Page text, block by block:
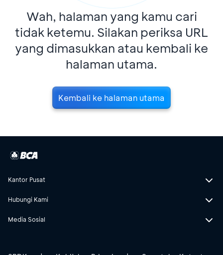
Wah, halaman yang kamu cari
tidak ketemu. Silakan periksa URL
yang dimasukkan atau kembali ke
halaman utama.
Kembali ke halaman utama
Kantor Pusat
Hubungi Kami
Media Sosial